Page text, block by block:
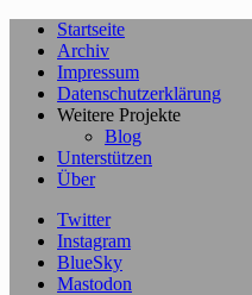
Startseite
Archiv
Impressum
Datenschutzerklärung
Weitere Projekte
Blog
Unterstützen
Über
Twitter
Instagram
BlueSky
Mastodon